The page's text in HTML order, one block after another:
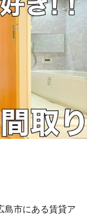
島市にある賃貸ア